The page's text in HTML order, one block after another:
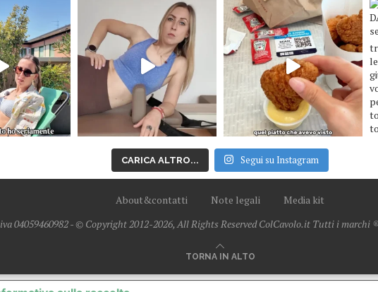
CARICA ALTRO... Segui su Instagram
About&contatti Note legali
Media kit
04059460982 - © Copyright 2012-2026, All Rights Reserved ColCavolo.it Tutti i
TORNA IN ALTO